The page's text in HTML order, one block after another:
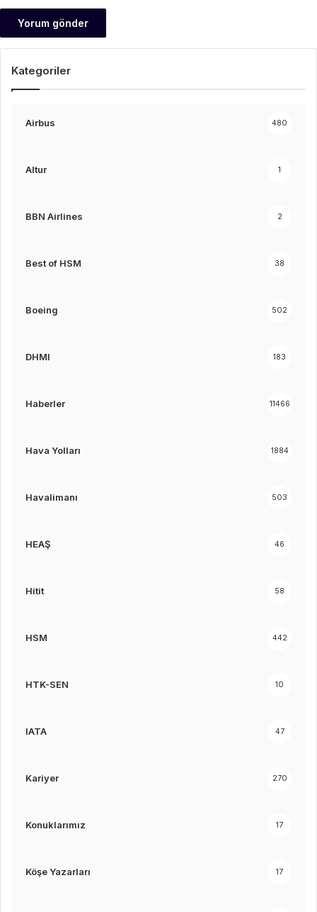
Kategoriler
Airbus 480
Altur 1
BBN Airlines 2
Best of HSM 38
Boeing 502
DHMI 183
Haberler 11466
Hava Yolları 1884
Havalimanı 503
HEAŞ 46
Hitit 58
HSM 442
HTK-SEN 10
IATA 47
Kariyer 270
Konuklarımız 17
Köşe Yazarları 17